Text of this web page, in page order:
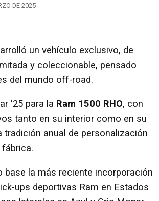
DE 2025
un vehículo exclusivo, de
y coleccionable, pensado
del mundo off-road.
'25 para la Ram 1500 RHO, con
tanto en su interior como en su
tradición anual de personalización
base la más reciente incorporación
ups deportivas Ram en Estados